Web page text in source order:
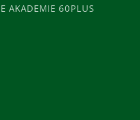
AKADEMIE 60PLUS